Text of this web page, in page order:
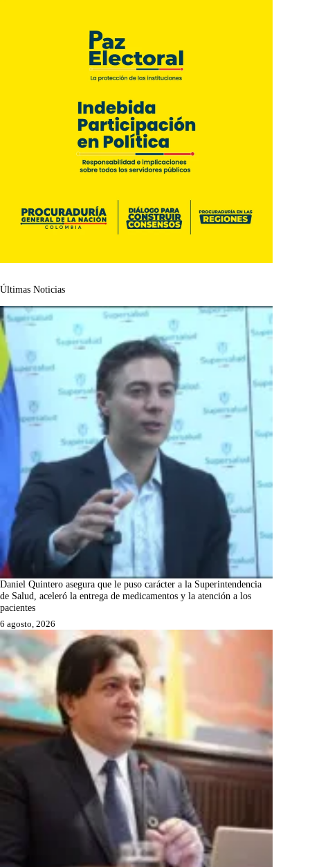
Últimas Noticias
Daniel Quintero asegura que le puso carácter a la Superintendencia
de Salud, aceleró la entrega de medicamentos y la atención a los
pacientes
6 agosto, 2026